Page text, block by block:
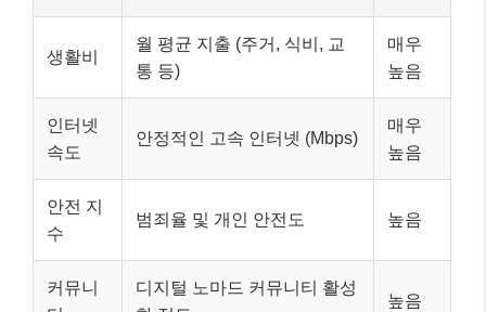
생활비
월 평균 지출 (주거, 식비, 교
통 등)
매우
높음
인터넷
속도
안정적인 고속 인터넷 (Mbps)
매우
높음
안전 지
수
범죄율 및 개인 안전도 높음
커뮤니
디지털 노마드 커뮤니티 활성
높음